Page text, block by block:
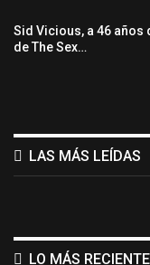
Sid Vicious, a 46 años
de The Sex…
LAS MÁS LEÍDAS
LO MÁS RECIENTE